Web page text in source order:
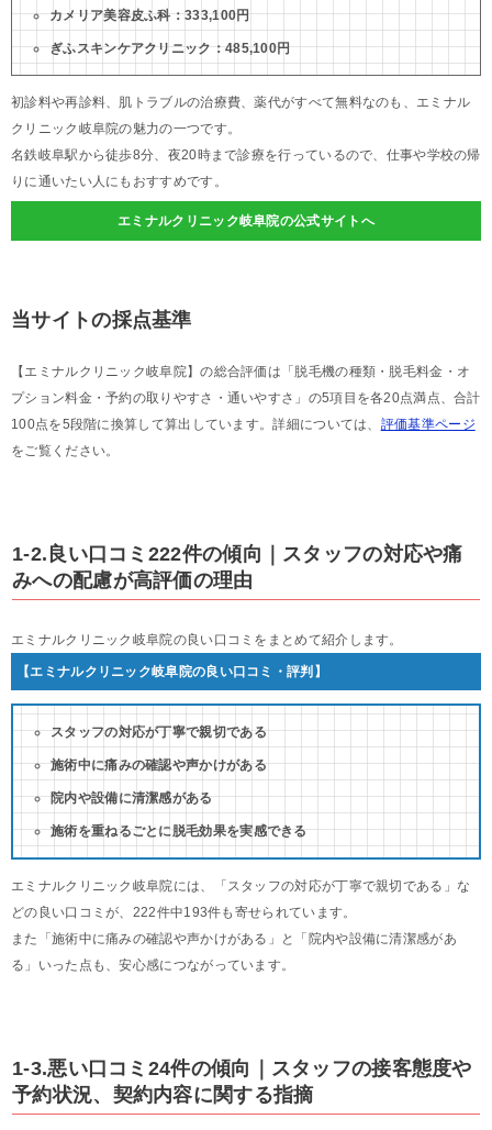
カメリア美容皮ふ科：333,100円
ぎふスキンケアクリニック：485,100円
初診料や再診料、肌トラブルの治療費、薬代がすべて無料なのも、エミナル
クリニック岐阜院の魅力の一つです。
名鉄岐阜駅から徒歩8分、夜20時まで診療を行っているので、仕事や学校の帰
りに通いたい人にもおすすめです。
エミナルクリニック岐阜院の公式サイトへ
当サイトの採点基準
【エミナルクリニック岐阜院】の総合評価は「脱毛機の種類・脱毛料金・オ
プション料金・予約の取りやすさ・通いやすさ」の5項目を各20点満点、合計
100点を5段階に換算して算出しています。詳細については、 評価基準ページ
をご覧ください。
1-2.良い口コミ222件の傾向｜スタッフの対応や痛
みへの配慮が高評価の理由
エミナルクリニック岐阜院の良い口コミをまとめて紹介します。
【エミナルクリニック岐阜院の良い口コミ・評判】
スタッフの対応が丁寧で親切である
施術中に痛みの確認や声かけがある
院内や設備に清潔感がある
施術を重ねるごとに脱毛効果を実感できる
エミナルクリニック岐阜院には、「スタッフの対応が丁寧で親切である」な
どの良い口コミが、222件中193件も寄せられています。
また「施術中に痛みの確認や声かけがある」と「院内や設備に清潔感があ
る」いった点も、安心感につながっています。
1-3.悪い口コミ24件の傾向｜スタッフの接客態度や
予約状況、契約内容に関する指摘